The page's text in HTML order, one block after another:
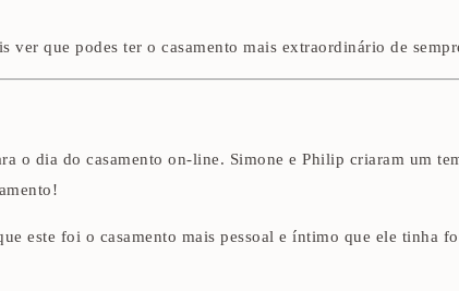
que podes ter o casamento mais extraordinário de
o dia do casamento on-line. Simone e Philip criaram um
este foi o casamento mais pessoal e íntimo que ele tinha